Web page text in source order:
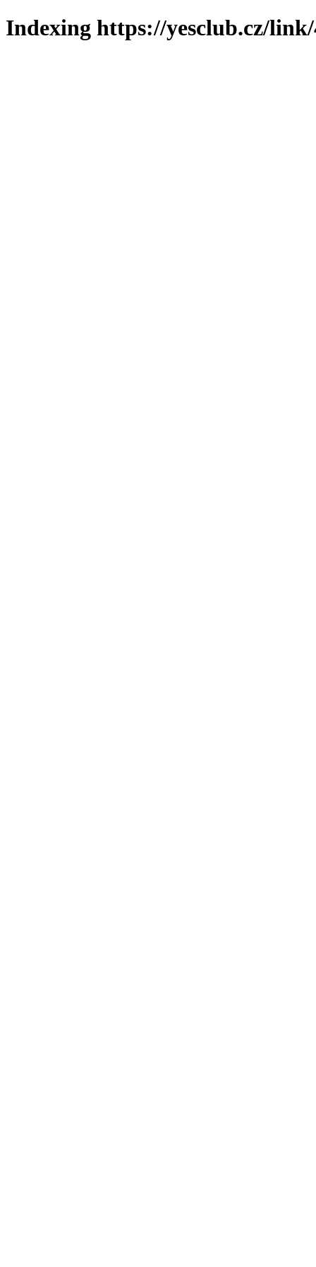
Indexing https://yesclub.cz/link/